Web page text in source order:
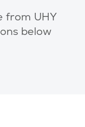
from UHY
below